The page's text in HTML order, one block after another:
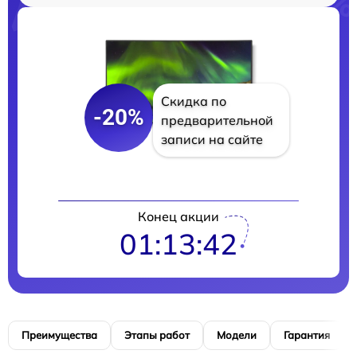
-20%
Скидка по
предварительной
записи на сайте
Конец акции
01:13:41
Преимущества Этапы работ Модели Гарантия